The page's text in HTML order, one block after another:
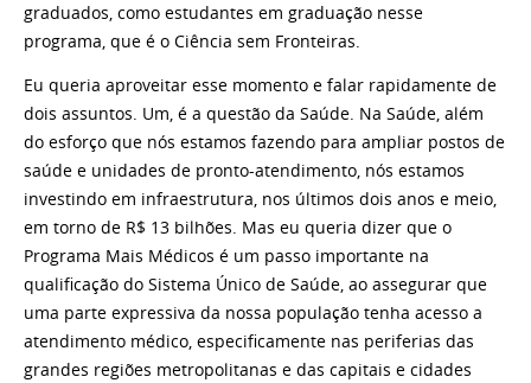
graduados, como estudantes em graduação nesse
programa, que é o Ciência sem Fronteiras.
Eu queria aproveitar esse momento e falar rapidamente de
dois assuntos. Um, é a questão da Saúde. Na Saúde, além
do esforço que nós estamos fazendo para ampliar postos de
saúde e unidades de pronto-atendimento, nós estamos
investindo em infraestrutura, nos últimos dois anos e meio,
em torno de R$ 13 bilhões. Mas eu queria dizer que o
Programa Mais Médicos é um passo importante na
qualificação do Sistema Único de Saúde, ao assegurar que
uma parte expressiva da nossa população tenha acesso a
atendimento médico, especificamente nas periferias das
grandes regiões metropolitanas e das capitais e cidades